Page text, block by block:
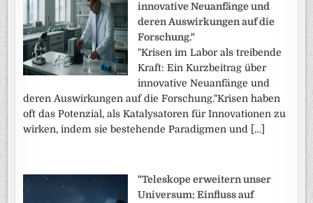
innovative Neuanfänge und
deren Auswirkungen auf die
Forschung."
"Krisen im Labor als treibende
Kraft: Ein Kurzbeitrag über
innovative Neuanfänge und
deren Auswirkungen auf die Forschung."Krisen haben
oft das Potenzial, als Katalysatoren für Innovationen zu
wirken, indem sie bestehende Paradigmen und […]
"Teleskope erweitern unser
Universum: Einfluss auf